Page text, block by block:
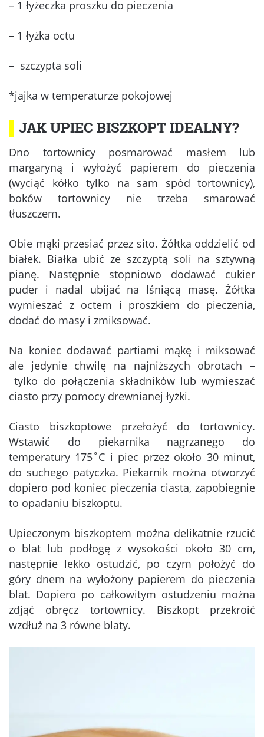
– 1 łyżeczka proszku do pieczenia
– 1 łyżka octu
– szczypta soli
*jajka w temperaturze pokojowej
JAK UPIEC BISZKOPT IDEALNY?
Dno tortownicy posmarować masłem lub
margaryną i wyłożyć papierem do pieczenia
(wyciąć kółko tylko na sam spód tortownicy),
boków tortownicy nie trzeba smarować
tłuszczem.
Obie mąki przesiać przez sito. Żółtka oddzielić od
białek. Białka ubić ze szczyptą soli na sztywną
pianę. Następnie stopniowo dodawać cukier
puder i nadal ubijać na lśniącą masę. Żółtka
wymieszać z octem i proszkiem do pieczenia,
dodać do masy i zmiksować.
Na koniec dodawać partiami mąkę i miksować
ale jedynie chwilę na najniższych obrotach –
tylko do połączenia składników lub wymieszać
ciasto przy pomocy drewnianej łyżki.
Ciasto biszkoptowe przełożyć do tortownicy.
Wstawić do piekarnika nagrzanego do
temperatury 175˚C i piec przez około 30 minut,
do suchego patyczka. Piekarnik można otworzyć
dopiero pod koniec pieczenia ciasta, zapobiegnie
to opadaniu biszkoptu.
Upieczonym biszkoptem można delikatnie rzucić
o blat lub podłogę z wysokości około 30 cm,
następnie lekko ostudzić, po czym położyć do
góry dnem na wyłożony papierem do pieczenia
blat. Dopiero po całkowitym ostudzeniu można
zdjąć obręcz tortownicy. Biszkopt przekroić
wzdłuż na 3 równe blaty.